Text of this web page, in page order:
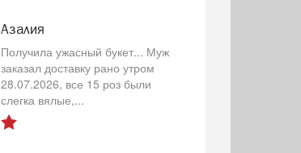
Азалия
Получила ужасный букет... Муж
заказал доставку рано утром
28.07.2026, все 15 роз были
слегка вялые,...